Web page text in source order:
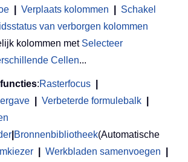
Verplaats kolommen
Schakel
van verborgen kolommen
kolommen met Selecteer
Cellen...
:Rasterfocus
Verbeterde formulebalk
Bronnenbibliotheek(Automatische
Werkbladen samenvoegen